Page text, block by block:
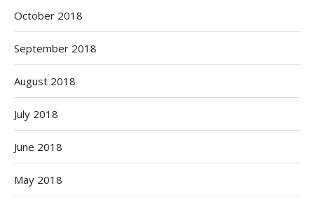
October 2018
September 2018
August 2018
July 2018
June 2018
May 2018